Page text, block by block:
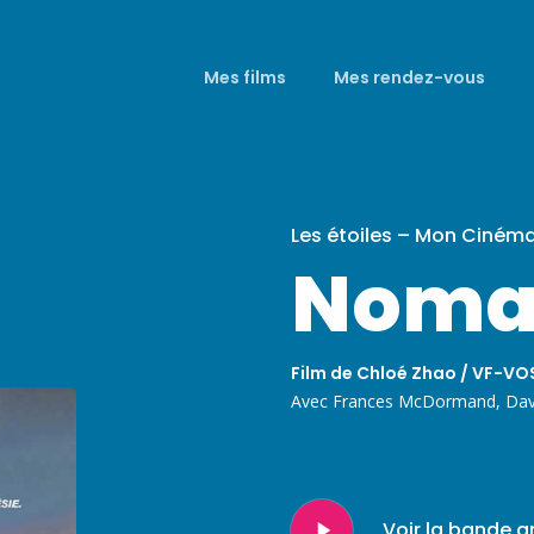
Mes films Mes rendez-vous
Les étoiles – Mon
Film de Chloé Zhao / VF-
Avec Frances McDormand,
Play